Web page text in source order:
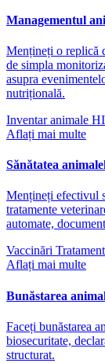
Managementul
Mențineți o replică
de simpla
asupra
nutrițională.
Inventar animale
Aflați mai multe
Sănătatea
Mențineți efectivul
tratamente
automate,
Vaccinări
Aflați mai multe
Bunăstarea
Faceți bunăstarea
biosecuritate,
structurat.